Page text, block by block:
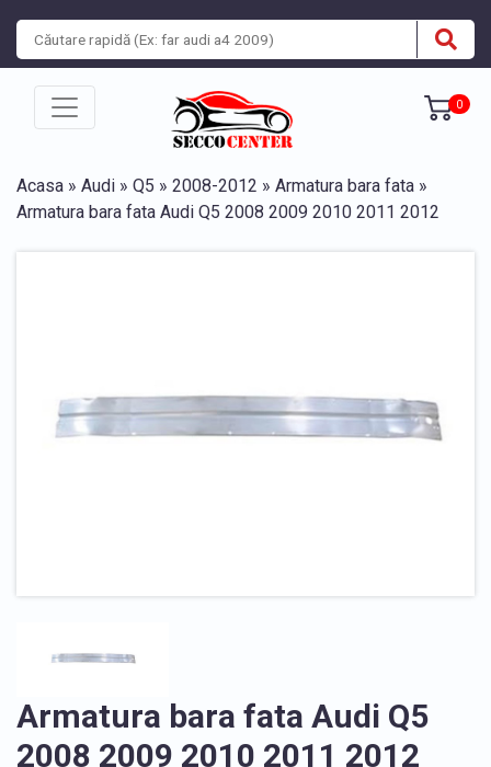
0
Acasa » Audi » Q5 » 2008-2012 » Armatura bara fata »
Armatura bara fata Audi Q5 2008 2009 2010 2011 2012
Armatura bara fata Audi Q5
2008 2009 2010 2011 2012